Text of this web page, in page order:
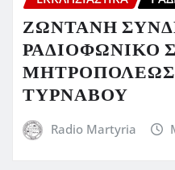
ΖΩΝΤΑΝΗ
ΡΑΔΙΟΦΩΝΙΚΟ
ΜΗΤΡΟΠΟΛΕΩΣ
ΤΥΡΝΑΒΟΥ
Radio Martyria